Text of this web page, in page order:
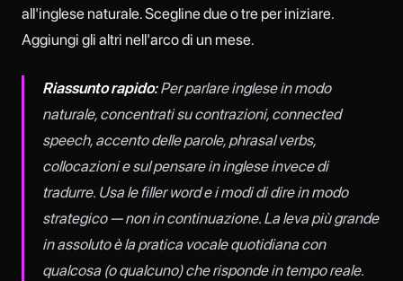
all'inglese naturale. Scegline due o tre per iniziare.
Aggiungi gli altri nell'arco di un mese.
Riassunto rapido:Per parlare inglese in modo
naturale, concentrati su contrazioni, connected
speech, accento delle parole, phrasal verbs,
collocazioni e sul pensare in inglese invece di
tradurre. Usa le filler word e i modi di dire in modo
strategico — non in continuazione. La leva più grande
in assoluto è la pratica vocale quotidiana con
qualcosa (o qualcuno) che risponde in tempo reale.